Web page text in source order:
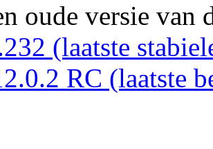
oude versie van
(laatste
RC (laatste